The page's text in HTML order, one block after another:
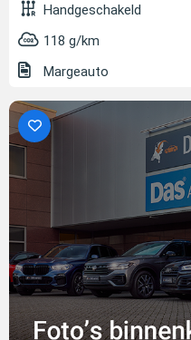
Handgeschakeld
118 g/km
Margeauto